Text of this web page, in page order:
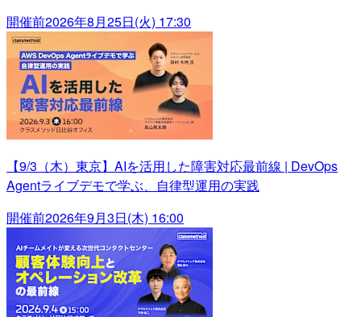
開催前2026年8月25日(火) 17:30
【9/3（木）東京】AIを活用した障害対応最前線 | DevOps
Agentライブデモで学ぶ、自律型運用の実践
開催前2026年9月3日(木) 16:00